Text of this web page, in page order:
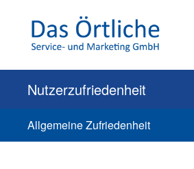
Nutzerzufriedenheit
Allgemeine Zufriedenheit